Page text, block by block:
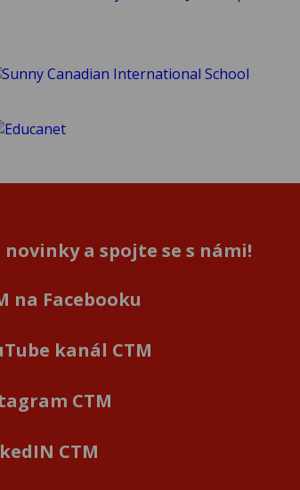
a spojte se s námi!
na Facebooku
kanál CTM
CTM
CTM